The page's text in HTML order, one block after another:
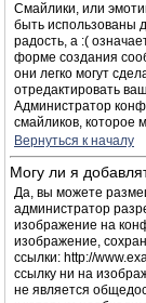
Смайлики, или
быть использованы
радость, а :(
форме создания
они легко могут
отредактировать
Администратор
смайликов, которое
Вернуться к началу
Могу ли я
Да, вы можете
администратор
изображение на
изображение,
ссылки: http://
ссылку ни на
не является